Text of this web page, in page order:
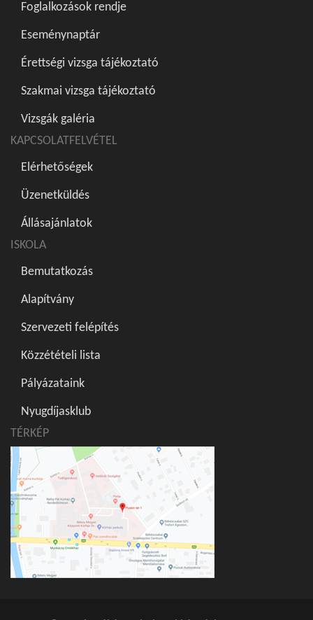
Foglalkozások rendje
Eseménynaptár
Érettségi vizsga tájékoztató
Szakmai vizsga tájékoztató
Vizsgák galéria
KAPCSOLATFELVÉTEL
Elérhetőségek
Üzenetküldés
Állásajánlatok
ISKOLA
Bemutatkozás
Alapítvány
Szervezeti felépítés
Közzétételi lista
Pályázataink
Nyugdíjasklub
TÉRKÉP